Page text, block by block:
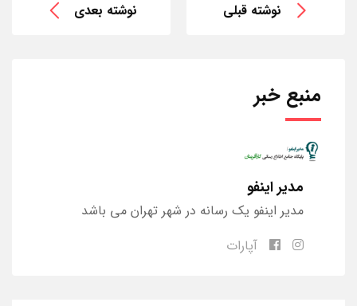
نوشته قبلی نوشته بعدی
منبع خبر
مدیر اینفو
مدیر اینفو یک رسانه در شهر تهران می باشد
آپارات